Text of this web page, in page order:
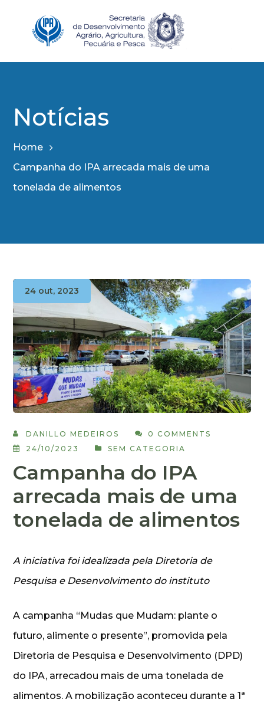
Notícias
Home
Campanha do IPA arrecada mais de uma
tonelada de alimentos
24 out, 2023
DANILLO MEDEIROS
0 COMMENTS
24/10/2023
SEM CATEGORIA
Campanha do IPA
arrecada mais de uma
tonelada de alimentos
A iniciativa foi idealizada pela Diretoria de
Pesquisa e Desenvolvimento do instituto
A campanha “Mudas que Mudam: plante o
futuro, alimente o presente”, promovida pela
Diretoria de Pesquisa e Desenvolvimento (DPD)
do IPA, arrecadou mais de uma tonelada de
alimentos. A mobilização aconteceu durante a 1ª